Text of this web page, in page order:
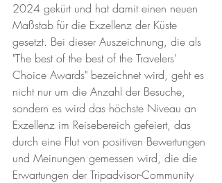
2024 gekürt und hat damit einen neuen
Maßstab für die Exzellenz der Küste
gesetzt. Bei dieser Auszeichnung, die als
"The best of the best of the Travelers'
Choice Awards" bezeichnet wird, geht es
nicht nur um die Anzahl der Besuche,
sondern es wird das höchste Niveau an
Exzellenz im Reisebereich gefeiert, das
durch eine Flut von positiven Bewertungen
und Meinungen gemessen wird, die die
Erwartungen der Tripadvisor-Community